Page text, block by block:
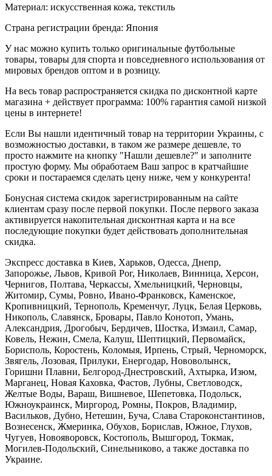
Материал: искусственная кожа, текстиль
Страна регистрации бренда: Япония
У нас можно купить только оригинальные футбольные
товары, товары для спорта и повседневного использования от
мировых брендов оптом и в розницу.
На весь товар распространяется скидка по дисконтной карте
магазина + действует программа: 100% гарантия самой низкой
цены в интернете!
Если Вы нашли идентичный товар на территории Украины, с
возможностью доставки, в таком же размере дешевле, то
просто нажмите на кнопку "Нашли дешевле?" и заполните
простую форму. Мы обработаем Ваш запрос в кратчайшие
сроки и постараемся сделать цену ниже, чем у конкурента!
Бонусная система скидок зарегистрированным на сайте
клиентам сразу после первой покупки. После первого заказа
активируется накопительная дисконтная карта и на все
последующие покупки будет действовать дополнительная
скидка.
Экспресс доставка в Киев, Харьков, Одесса, Днепр,
Запорожье, Львов, Кривой Рог, Николаев, Винница, Херсон,
Чернигов, Полтава, Черкассы, Хмельницкий, Черновцы,
Житомир, Сумы, Ровно, Ивано-Франковск, Каменское,
Кропивницкий, Тернополь, Кременчуг, Луцк, Белая Церковь,
Никополь, Славянск, Бровары, Павло Конотоп, Умань,
Александрия, Дрогобыч, Бердичев, Шостка, Измаил, Самар,
Ковель, Нежин, Смела, Калуш, Шептицкий, Первомайск,
Борисполь, Коростень, Коломыя, Ирпень, Стрый, Черноморск,
Звягель, Лозовая, Прилуки, Енергодар, Нововолынск,
Горишни Плавни, Белгород-Днестровский, Ахтырка, Изюм,
Марганец, Новая Каховка, Фастов, Лубны, Светловодск,
Желтые Воды, Вараш, Вишневое, Шепетовка, Подольск,
Южноукраинск, Миргород, Ромны, Покров, Владимир,
Васильков, Дубно, Нетешин, Буча, Слава Староконстантинов,
Вознесенск, Жмеринка, Обухов, Борислав, Южное, Глухов,
Чугуев, Новояворовск, Костополь, Вышгород, Токмак,
Могилев-Подольский, Синельниково, а также доставка по
Украине.